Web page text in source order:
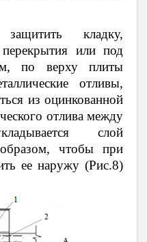
кладку,
или под
по верху плиты
отливы,
из оцинкованной
отлива между
слой
чтобы при
ее наружу (Рис.8)